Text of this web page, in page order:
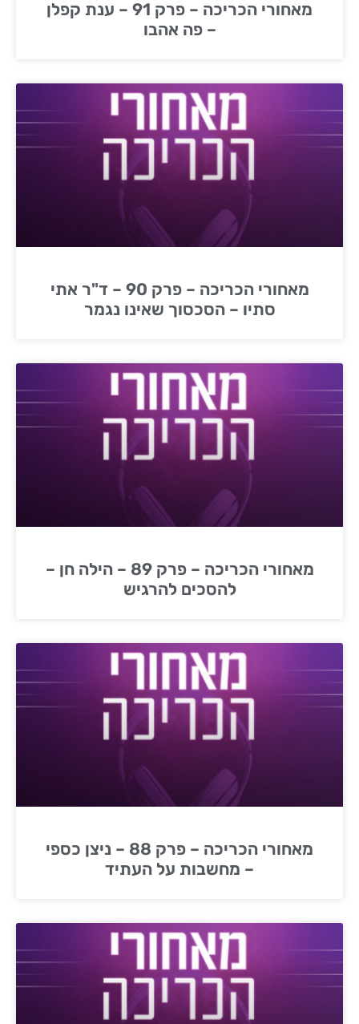
מאחורי הכריכה – פרק 91 – ענת קפלן
– פה אהבו
מאחורי הכריכה – פרק 90 – ד"ר אתי
סתיו – הסכסוך שאינו נגמר
מאחורי הכריכה – פרק 89 – הילה חן –
להסכים להרגיש
מאחורי הכריכה – פרק 88 – ניצן כספי
– מחשבות על העתיד